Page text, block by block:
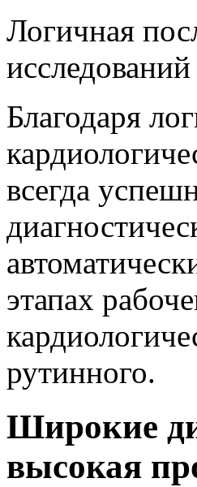
Логичная
исследований
Благодаря
всегда
этапах
рутинного.
Широкие
высокая